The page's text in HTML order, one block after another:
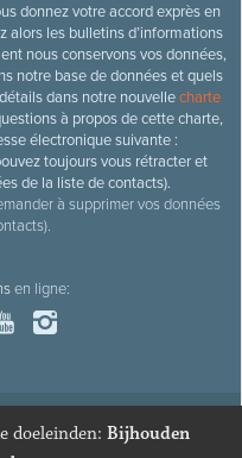
donnez votre accord exprès en
alors les bulletins d’informations
nous conservons vos données,
notre base de données et quels
dans notre nouvellecharte
à propos de cette charte,
électronique suivante :
toujours vous rétracter et
de la liste de contacts).
à supprimer vos données
en ligne:
doeleinden: Bijhouden